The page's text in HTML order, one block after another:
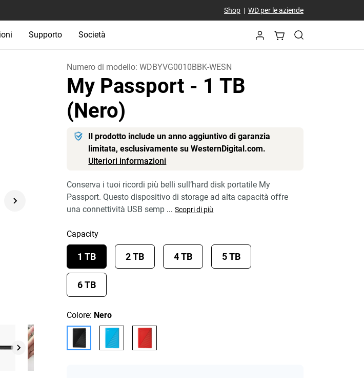
Shop| WD per le aziende
Supporto Società
Numero di modello:WDBYVG0010BBK-WESN
My Passport - 1 TB
(Nero)
Il prodotto include un anno aggiuntivo di garanzia
limitata, esclusivamente su WesternDigital.com.
Ulteriori informazioni
Conserva i tuoi ricordi più belli sull’hard disk portatile My
Passport. Questo dispositivo di storage ad alta capacità offre
una connettività USB semp ... Scopri di più
Capacity
1 TB 2 TB 4 TB 5 TB
6 TB
Colore: Nero